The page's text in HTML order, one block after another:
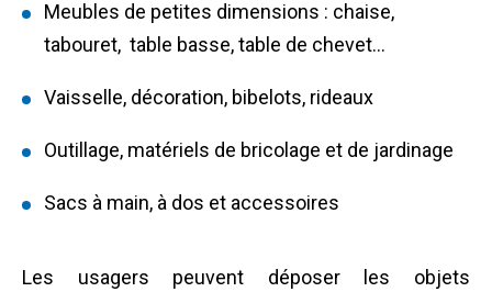
Meubles de petites dimensions : chaise,
tabouret, table basse, table de chevet...
Vaisselle, décoration, bibelots, rideaux
Outillage, matériels de bricolage et de jardinage
Sacs à main, à dos et accessoires
Les usagers peuvent déposer les objets